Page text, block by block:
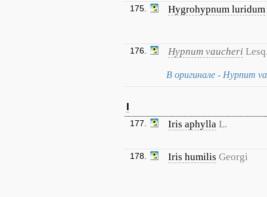
175. Hygrohypnum luridum
176. Hypnum vaucheri
В оригинале - Hypnum
I
177. Iris aphylla L.
178. Iris humilis Georgi